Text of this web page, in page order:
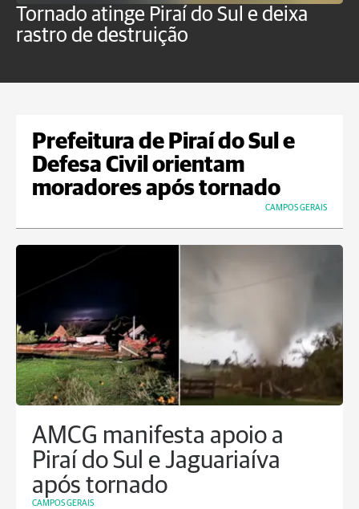
Tornado atinge Piraí do Sul e deixa
rastro de destruição
Prefeitura de Piraí do Sul e
Defesa Civil orientam
moradores após tornado
CAMPOS GERAIS
AMCG manifesta apoio a
Piraí do Sul e Jaguariaíva
após tornado
CAMPOS GERAIS